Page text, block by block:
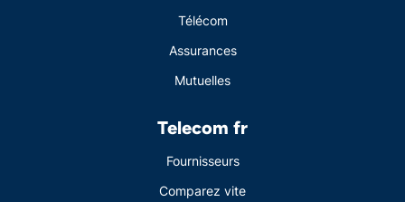
Télécom
Assurances
Mutuelles
Telecom fr
Fournisseurs
Comparez vite